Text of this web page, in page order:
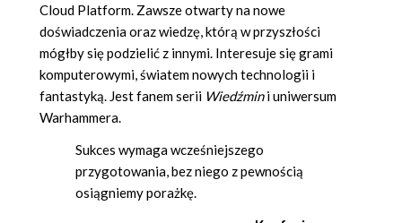
Cloud Platform. Zawsze otwarty na nowe
doświadczenia oraz wiedzę, którą w przyszłości
mógłby się podzielić z innymi. Interesuje się grami
komputerowymi, światem nowych technologii i
fantastyką. Jest fanem serii Wiedźmini uniwersum
Warhammera.
Sukces wymaga wcześniejszego
przygotowania, bez niego z pewnością
osiągniemy porażkę.